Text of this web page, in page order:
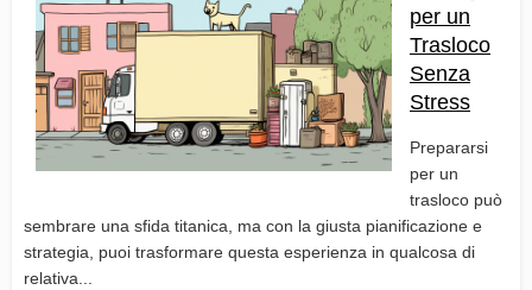
per un
Trasloco
Senza
Stress
Prepararsi
per un
trasloco può
sembrare una sfida titanica, ma con la giusta pianificazione e
strategia, puoi trasformare questa esperienza in qualcosa di
relativa...